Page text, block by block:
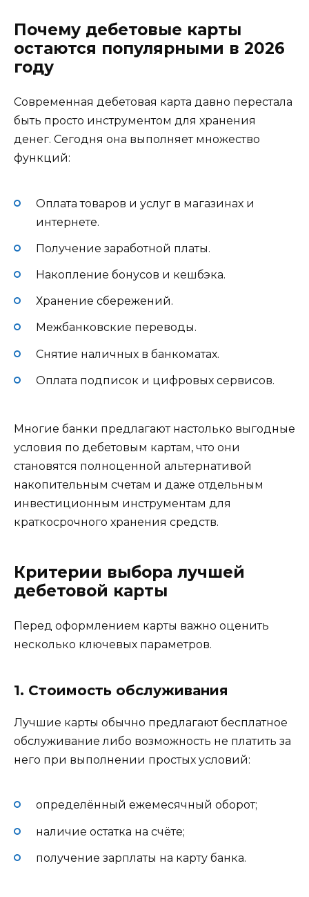
Почему дебетовые карты
остаются популярными в 2026
году
Современная дебетовая карта давно перестала
быть просто инструментом для хранения
денег. Сегодня она выполняет множество
функций:
Оплата товаров и услуг в магазинах и
интернете.
Получение заработной платы.
Накопление бонусов и кешбэка.
Хранение сбережений.
Межбанковские переводы.
Снятие наличных в банкоматах.
Оплата подписок и цифровых сервисов.
Многие банки предлагают настолько выгодные
условия по дебетовым картам, что они
становятся полноценной альтернативой
накопительным счетам и даже отдельным
инвестиционным инструментам для
краткосрочного хранения средств.
Критерии выбора лучшей
дебетовой карты
Перед оформлением карты важно оценить
несколько ключевых параметров.
1. Стоимость обслуживания
Лучшие карты обычно предлагают бесплатное
обслуживание либо возможность не платить за
него при выполнении простых условий:
определённый ежемесячный оборот;
наличие остатка на счёте;
получение зарплаты на карту банка.